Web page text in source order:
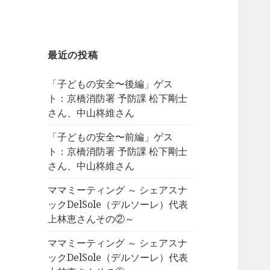
最近の投稿
「子どもの安全〜後編」ゲス
ト：京橋消防署 予防課 松下剛士
さん、中山柊維さん
「子どもの安全〜前編」ゲス
ト：京橋消防署 予防課 松下剛士
さん、中山柊維さん
ママミーティング ～ シェアスナ
ックDelSole（デルソーレ）代表
上林恵さんその②～
ママミーティング ～ シェアスナ
ックDelSole（デルソーレ）代表